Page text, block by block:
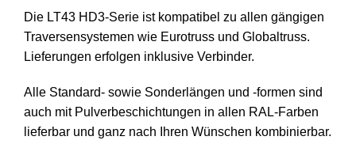
Die LT43 HD3-Serie ist kompatibel zu allen gängigen
Traversensystemen wie Eurotruss und Globaltruss.
Lieferungen erfolgen inklusive Verbinder.
Alle Standard- sowie Sonderlängen und -formen sind
auch mit Pulverbeschichtungen in allen RAL-Farben
lieferbar und ganz nach Ihren Wünschen kombinierbar.